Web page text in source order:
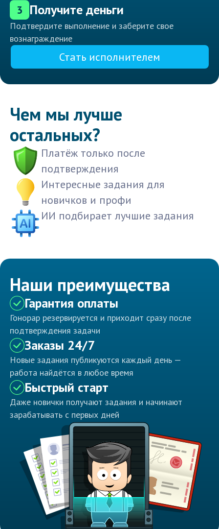
3 Получите деньги
Подтвердите выполнение и заберите свое
вознаграждение
Стать исполнителем
Чем мы лучше
остальных?
Платёж только после
подтверждения
Интересные задания для
новичков и профи
ИИ подбирает лучшие задания
Наши преимущества
Гарантия оплаты
Гонорар резервируется и приходит сразу после
подтверждения задачи
Заказы 24/7
Новые задания публикуются каждый день —
работа найдётся в любое время
Быстрый старт
Даже новички получают задания и начинают
зарабатывать с первых дней